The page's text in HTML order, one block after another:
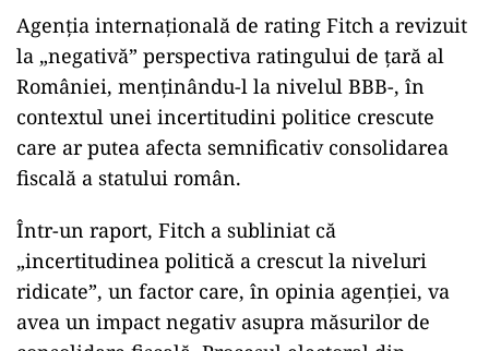
Agenția internațională de rating Fitch a revizuit
la „negativă” perspectiva ratingului de țară al
României, menținându-l la nivelul BBB-, în
contextul unei incertitudini politice crescute
care ar putea afecta semnificativ consolidarea
fiscală a statului român.
Într-un raport, Fitch a subliniat că
„incertitudinea politică a crescut la niveluri
ridicate”, un factor care, în opinia agenției, va
avea un impact negativ asupra măsurilor de